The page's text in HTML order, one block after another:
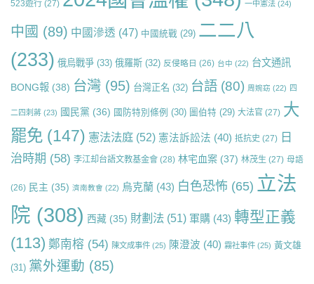
523遊行 (27) 一中憲法 (24)
中國 (89) 中國滲透 (47) 中國統戰 (29) 二二八
(233) 俄烏戰爭 (33) 俄羅斯 (32) 反侵略日 (26) 台中 (22) 台文通訊
BONG報 (38) 台灣 (95) 台灣正名 (32) 台語 (80) 周婉窈 (22) 四
二四刺蔣 (23) 國民黨 (36) 國防特別條例 (30) 圖伯特 (29) 大法官 (27) 大
罷免 (147) 憲法法庭 (52) 憲法訴訟法 (40) 抵抗史 (27) 日
治時期 (58) 李江却台語文教基金會 (28) 林宅血案 (37) 林茂生 (27) 母語
(26) 民主 (35) 濟南教會 (22) 烏克蘭 (43) 白色恐怖 (65) 立法
院 (308) 西藏 (35) 財劃法 (51) 軍購 (43) 轉型正義
(113) 鄭南榕 (54) 陳文成事件 (25) 陳澄波 (40) 霧社事件 (25) 黃文雄
(31) 黨外運動 (85)